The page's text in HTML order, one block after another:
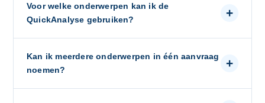
Voor welke onderwerpen kan ik de
QuickAnalyse gebruiken?
+
Kan ik meerdere onderwerpen in één aanvraag
noemen?
+